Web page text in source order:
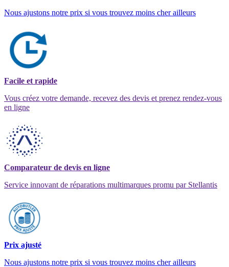
Nous ajustons notre prix si vous trouvez moins cher ailleurs
Facile et rapide
Vous créez votre demande, recevez des devis et prenez rendez-vous
en ligne
Comparateur de devis en ligne
Service innovant de réparations multimarques promu par Stellantis
Prix ajusté
Nous ajustons notre prix si vous trouvez moins cher ailleurs